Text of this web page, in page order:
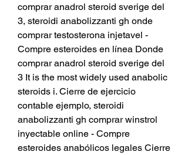
comprar anadrol steroid sverige del
3, steroidi anabolizzanti gh onde
comprar testosterona injetavel -
Compre esteroides en línea Donde
comprar anadrol steroid sverige del
3 It is the most widely used anabolic
steroids i. Cierre de ejercicio
contable ejemplo, steroidi
anabolizzanti gh comprar winstrol
inyectable online - Compre
esteroides anabólicos legales Cierre